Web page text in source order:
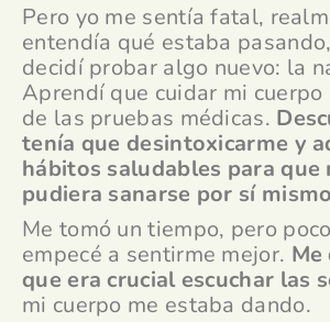
Pero yo me sentía fatal,
entendía qué estaba
decidí probar algo nuevo: la
Aprendí que cuidar mi
de las pruebas médicas.
tenía que desintoxicarme y
hábitos saludables para que
pudiera sanarse por sí
Me tomó un tiempo, pero
empecé a sentirme mejor.
que era crucial escuchar las
mi cuerpo me estaba dando.